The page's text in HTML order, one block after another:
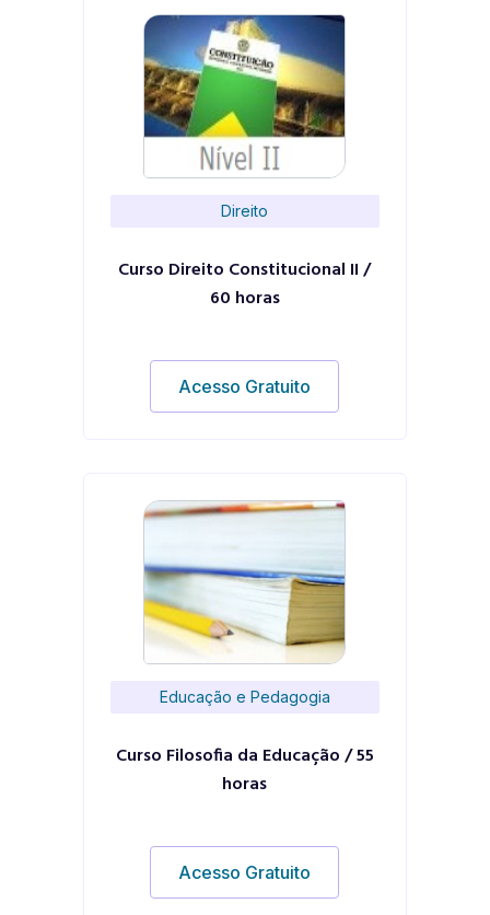
Direito
Curso Direito Constitucional II /
60 horas
Acesso Gratuito
Educação e Pedagogia
Curso Filosofia da Educação / 55
horas
Acesso Gratuito